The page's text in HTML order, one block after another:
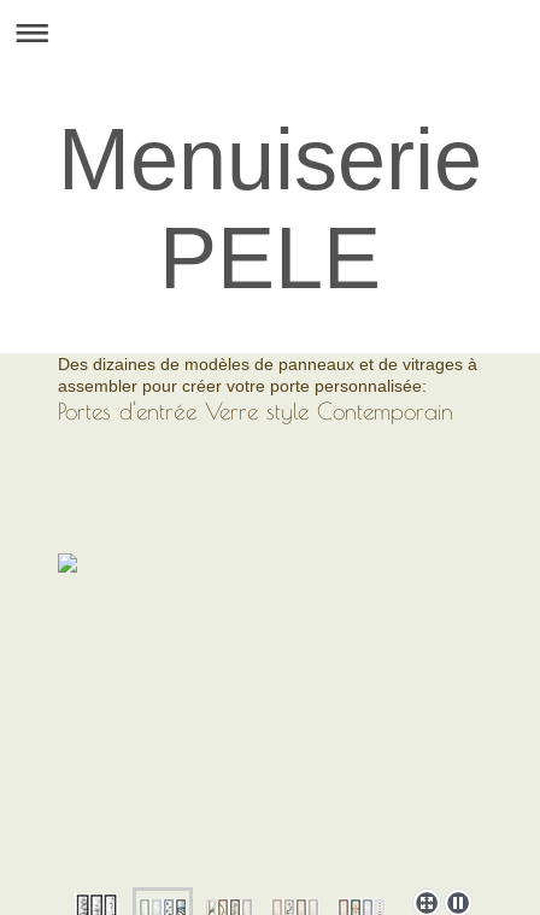
Menuiserie
PELE
Des dizaines de modèles de panneaux et de vitrages à
assembler pour créer votre porte personnalisée:
Portes d'entrée Verre style Contemporain